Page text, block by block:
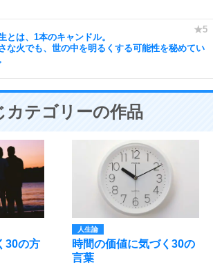
とは、1本のキャンドル。
な火でも、世の中を明るくする可能性を秘めてい
カテゴリーの作品
30の方
人生論
時間の価値に気づく30の
言葉